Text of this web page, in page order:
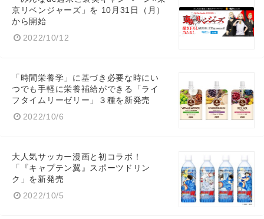
京リベンジャーズ」を 10月31日（月）
から開始
2022/10/12
「時間栄養学」に基づき必要な時にい
つでも手軽に栄養補給ができる「ライ
フタイムリーゼリー」３種を新発売
2022/10/6
大人気サッカー漫画と初コラボ！
「『キャプテン翼』スポーツドリン
ク」を新発売
2022/10/5
Japanese
English